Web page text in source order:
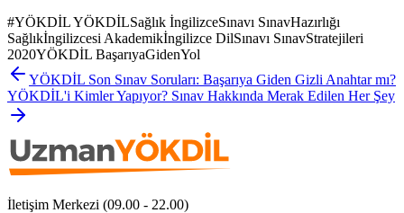
#YÖKDİL YÖKDİLSağlık İngilizceSınavı SınavHazırlığı
Sağlıkİngilizcesi Akademikİngilizce DilSınavı SınavStratejileri
2020YÖKDİL BaşarıyaGidenYol
YÖKDİL Son Sınav Soruları: Başarıya Giden Gizli Anahtar mı?
YÖKDİL'i Kimler Yapıyor? Sınav Hakkında Merak Edilen Her Şey
İletişim Merkezi (09.00 - 22.00)